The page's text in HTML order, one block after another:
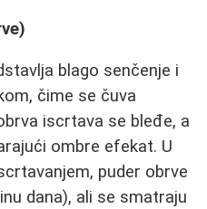
blago senčenje i
čime se čuva
iscrtava se bleđe, a
ombre efekat. U
puder obrve
dana), ali se smatraju